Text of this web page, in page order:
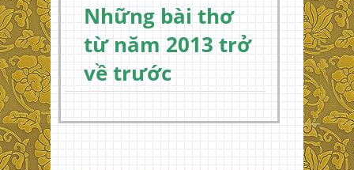
Những bài thơ
từ năm 2013 trở
về trước